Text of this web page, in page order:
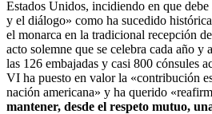
Estados Unidos, incidiendo en que debe
y el diálogo» como ha sucedido
el monarca en la tradicional recepción
acto solemne que se celebra cada año y
las 126 embajadas y casi 800 cónsules
VI ha puesto en valor la «contribución
nación americana» y ha querido
mantener, desde el respeto mutuo,